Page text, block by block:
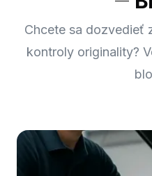
Chcete sa dozvedieť
kontroly originality?